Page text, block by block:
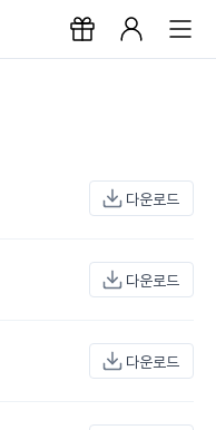
다운로드
다운로드
다운로드